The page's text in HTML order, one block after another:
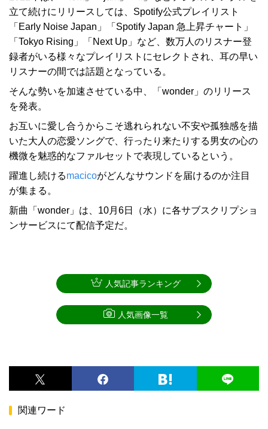
立て続けにリリースしては、Spotify公式プレイリスト
「Early Noise Japan」「Spotify Japan 急上昇チャート」
「Tokyo Rising」「Next Up」など、数万人のリスナー登
録者がいる様々なプレイリストにセレクトされ、耳の早い
リスナーの間では話題となっている。
そんな勢いを加速させている中、「wonder」のリリース
を発表。
お互いに愛し合うからこそ逃れられない不安や孤独感を描
いた大人の恋愛ソングで、行ったり来たりする男女の心の
機微を魅惑的なファルセットで表現しているという。
躍進し続けるmacicoがどんなサウンドを届けるのか注目
が集まる。
新曲「wonder」は、10月6日（水）に各サブスクリプショ
ンサービスにて配信予定だ。
関連ワード
人気記事ランキング
人気画像一覧